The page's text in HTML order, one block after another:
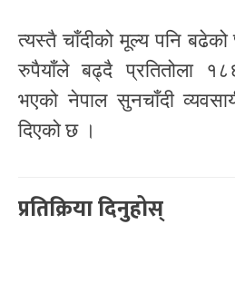
त्यस्तै चाँदीको मूल्य पनि
रुपैयाँले बढ्दै प्रतितोला
भएको नेपाल सुनचाँदी
दिएको छ ।
प्रतिक्रिया दिनुहोस्